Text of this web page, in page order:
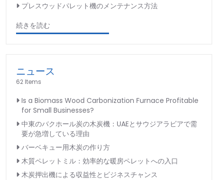
プレスウッドパレット機のメンテナンス方法
続きを読む
ニュース
62 Items
Is a Biomass Wood Carbonization Furnace Profitable
for Small Businesses?
中東のバクホール炭の木炭機：UAEとサウジアラビアで需
要が急増している理由
バーベキュー用木炭の作り方
木質ペレットミル：効率的な暖房ペレットへの入口
木炭押出機による収益性とビジネスチャンス